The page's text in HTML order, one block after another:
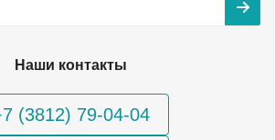
Наши контакты
(3812) 79-04-04